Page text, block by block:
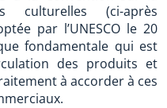
culturelles (ci-après
par l’UNESCO le 20
fondamentale qui est
des produits et
à accorder à ces